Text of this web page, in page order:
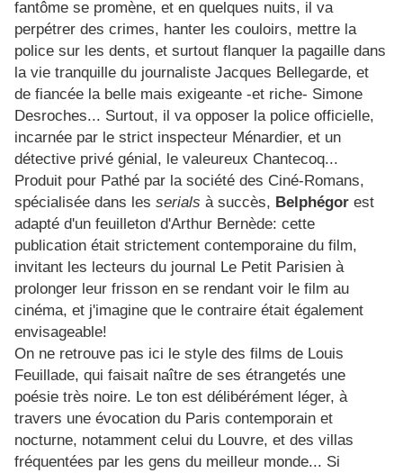
fantôme se promène, et en quelques nuits, il va
perpétrer des crimes, hanter les couloirs, mettre la
police sur les dents, et surtout flanquer la pagaille dans
la vie tranquille du journaliste Jacques Bellegarde, et
de fiancée la belle mais exigeante -et riche- Simone
Desroches... Surtout, il va opposer la police officielle,
incarnée par le strict inspecteur Ménardier, et un
détective privé génial, le valeureux Chantecoq...
Produit pour Pathé par la société des Ciné-Romans,
spécialisée dans les serials à succès, Belphégor est
adapté d'un feuilleton d'Arthur Bernède: cette
publication était strictement contemporaine du film,
invitant les lecteurs du journal Le Petit Parisien à
prolonger leur frisson en se rendant voir le film au
cinéma, et j'imagine que le contraire était également
envisageable!
On ne retrouve pas ici le style des films de Louis
Feuillade, qui faisait naître de ses étrangetés une
poésie très noire. Le ton est délibérément léger, à
travers une évocation du Paris contemporain et
nocturne, notamment celui du Louvre, et des villas
fréquentées par les gens du meilleur monde... Si